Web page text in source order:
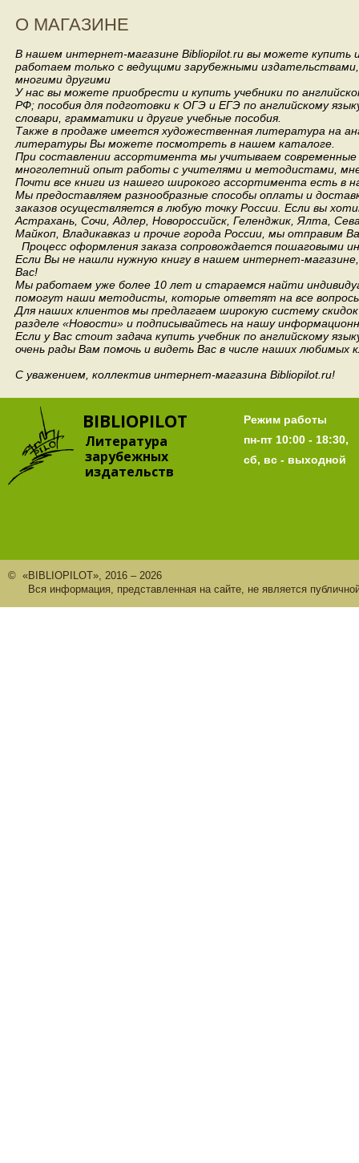
О МАГАЗИНЕ
В нашем интернет-магазине Bibliopilot.ru вы можете купить
работаем только с ведущими зарубежными издательствами,
многими другими
У нас вы можете приобрести и купить учебники по
РФ; пособия для подготовки к ОГЭ и ЕГЭ по английскому
словари, грамматики и другие учебные пособия.
Также в продаже имеется художественная литература на
литературы Вы можете посмотреть в нашем каталоге.
При составлении ассортимента мы учитываем
многолетний опыт работы с учителями и методистами,
Почти все книги из нашего широкого ассортимента есть в
Мы предоставляем разнообразные способы оплаты и
заказов осуществляется в любую точку России. Если вы
Астрахань, Сочи, Адлер, Новороссийск, Геленджик, Ялта,
Майкоп, Владикавказ и прочие города России, мы отправим
Процесс оформления заказа сопровождается пошаговыми
Если Вы не нашли нужную книгу в нашем интернет-
Вас!
Мы работаем уже более 10 лет и стараемся найти
помогут наши методисты, которые ответят на все
Для наших клиентов мы предлагаем широкую систему
разделе «Новости» и подписывайтесь на нашу
Если у Вас стоит задача купить учебник по английскому
очень рады Вам помочь и видеть Вас в числе наших любимых
С уважением, коллектив интернет-магазина Bibliopilot.ru!
BIBLIOPILOT
Литература
зарубежных
издательств
Режим работы
пн-пт 10:00 - 18:30,
сб, вс - выходной
© «BIBLIOPILOT», 2016 – 2026
Вся информация, представленная на сайте, не является